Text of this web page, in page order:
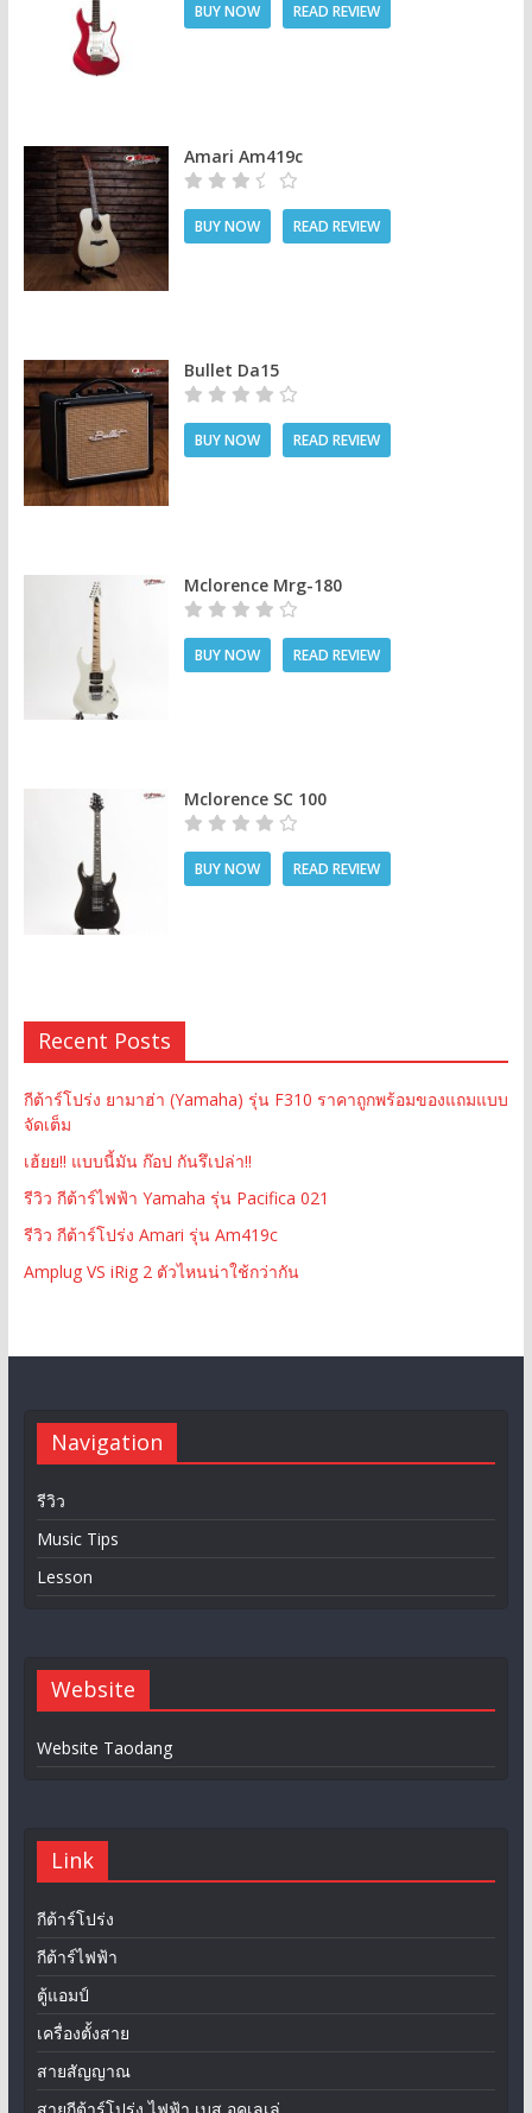
BUY NOW READ REVIEW
Amari Am419c
BUY NOW READ REVIEW
Bullet Da15
BUY NOW READ REVIEW
Mclorence Mrg-180
BUY NOW READ REVIEW
Mclorence SC 100
BUY NOW READ REVIEW
Recent Posts
กีต้าร์โปร่ง ยามาฮ่า (Yamaha) รุ่น F310 ราคาถูกพร้อมของแถมแบบ
จัดเต็ม
เฮ้ยย!! แบบนี้มัน ก๊อป กันรึเปล่า!!
รีวิว กีต้าร์ไฟฟ้า Yamaha รุ่น Pacifica 021
รีวิว กีต้าร์โปร่ง Amari รุ่น Am419c
Amplug VS iRig 2 ตัวไหนน่าใช้กว่ากัน
Navigation
รีวิว
Music Tips
Lesson
Website
Website Taodang
Link
กีต้าร์โปร่ง
กีต้าร์ไฟฟ้า
ตู้แอมป์
เครื่องตั้งสาย
สายสัญญาณ